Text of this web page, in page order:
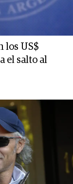
los US$
el salto al